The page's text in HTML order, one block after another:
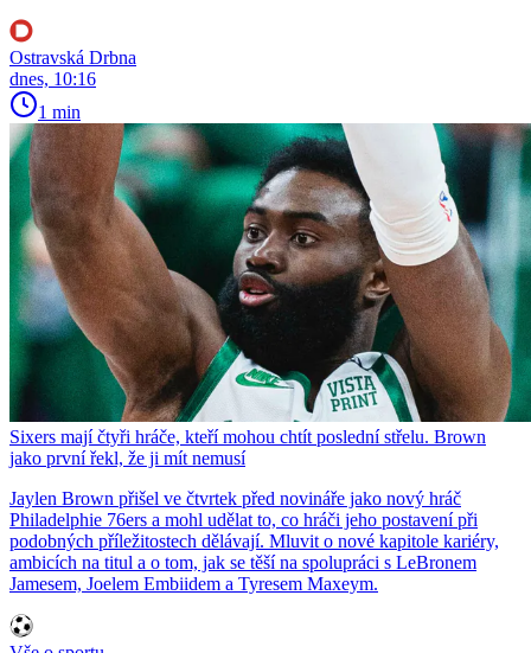
Ostravská Drbna
dnes, 10:16
1 min
Sixers mají čtyři hráče, kteří mohou chtít poslední střelu. Brown
jako první řekl, že ji mít nemusí
Jaylen Brown přišel ve čtvrtek před novináře jako nový hráč
Philadelphie 76ers a mohl udělat to, co hráči jeho postavení při
podobných příležitostech dělávají. Mluvit o nové kapitole kariéry,
ambicích na titul a o tom, jak se těší na spolupráci s LeBronem
Jamesem, Joelem Embiidem a Tyresem Maxeym.